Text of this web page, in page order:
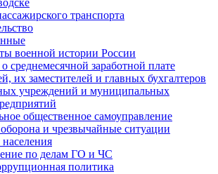
транспорта
военной истории России
среднемесячной заработной плате
их заместителей и главных бухгалтеров
учреждений и муниципальных
общественное самоуправление
и чрезвычайные ситуации
по делам ГО и ЧС
политика